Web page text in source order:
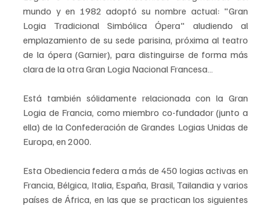
mundo y en 1982 adoptó su nombre actual: "Gran
Logia Tradicional Simbólica Ópera" aludiendo al
emplazamiento de su sede parisina, próxima al teatro
de la ópera (Garnier), para distinguirse de forma más
clara de la otra Gran Logia Nacional Francesa…
Está también sólidamente relacionada con la Gran
Logia de Francia, como miembro co-fundador (junto a
ella) de la Confederación de Grandes Logias Unidas de
Europa, en 2000.
Esta Obediencia federa a más de 450 logias activas en
Francia, Bélgica, Italia, España, Brasil, Tailandia y varios
países de África, en las que se practican los siguientes